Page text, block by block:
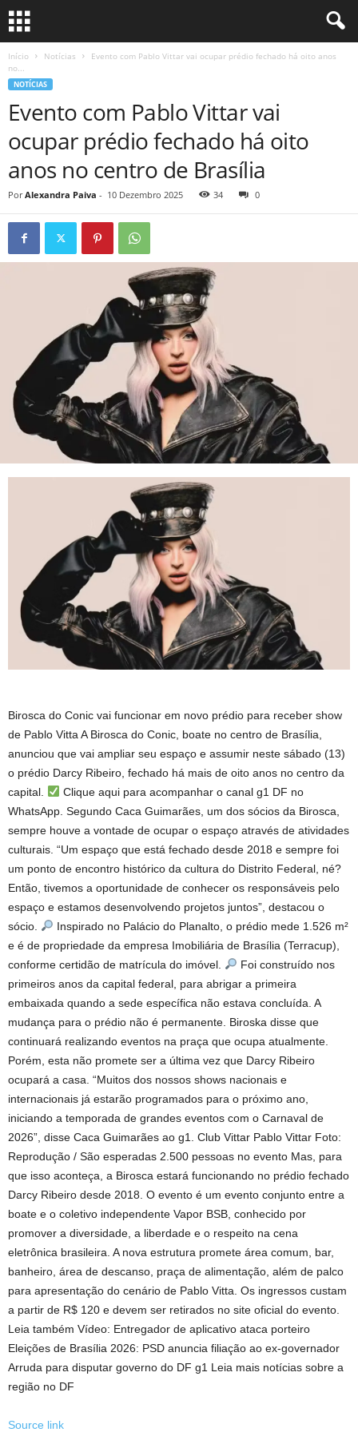
Início Notícias
Evento com Pablo Vittar vai ocupar prédio fechado há oito anos
no...
NOTÍCIAS
Evento com Pablo Vittar vai
ocupar prédio fechado há oito
anos no centro de Brasília
Por Alexandra Paiva - 10 Dezembro 2025 34 0
Birosca do Conic vai funcionar em novo prédio para receber show
de Pablo Vitta A Birosca do Conic, boate no centro de Brasília,
anunciou que vai ampliar seu espaço e assumir neste sábado (13)
o prédio Darcy Ribeiro, fechado há mais de oito anos no centro da
capital.
Clique aqui para acompanhar o canal g1 DF no
WhatsApp. Segundo Caca Guimarães, um dos sócios da Birosca,
sempre houve a vontade de ocupar o espaço através de atividades
culturais. “Um espaço que está fechado desde 2018 e sempre foi
um ponto de encontro histórico da cultura do Distrito Federal, né?
Então, tivemos a oportunidade de conhecer os responsáveis ​​pelo
espaço e estamos desenvolvendo projetos juntos”, destacou o
sócio.
Inspirado no Palácio do Planalto, o prédio mede 1.526 m²
e é de propriedade da empresa Imobiliária de Brasília (Terracup),
conforme certidão de matrícula do imóvel.
Foi construído nos
primeiros anos da capital federal, para abrigar a primeira
embaixada quando a sede específica não estava concluída. A
mudança para o prédio não é permanente. Biroska disse que
continuará realizando eventos na praça que ocupa atualmente.
Porém, esta não promete ser a última vez que Darcy Ribeiro
ocupará a casa. “Muitos dos nossos shows nacionais e
internacionais já estarão programados para o próximo ano,
iniciando a temporada de grandes eventos com o Carnaval de
2026”, disse Caca Guimarães ao g1. Club Vittar Pablo Vittar Foto:
Reprodução / São esperadas 2.500 pessoas no evento Mas, para
que isso aconteça, a Birosca estará funcionando no prédio fechado
Darcy Ribeiro desde 2018. O evento é um evento conjunto entre a
boate e o coletivo independente Vapor BSB, conhecido por
promover a diversidade, a liberdade e o respeito na cena
eletrônica brasileira. A nova estrutura promete área comum, bar,
banheiro, área de descanso, praça de alimentação, além de palco
para apresentação do cenário de Pablo Vitta. Os ingressos custam
a partir de R$ 120 e devem ser retirados no site oficial do evento.
Leia também Vídeo: Entregador de aplicativo ataca porteiro
Eleições de Brasília 2026: PSD anuncia filiação ao ex-governador
Arruda para disputar governo do DF g1 Leia mais notícias sobre a
região no DF
Source link